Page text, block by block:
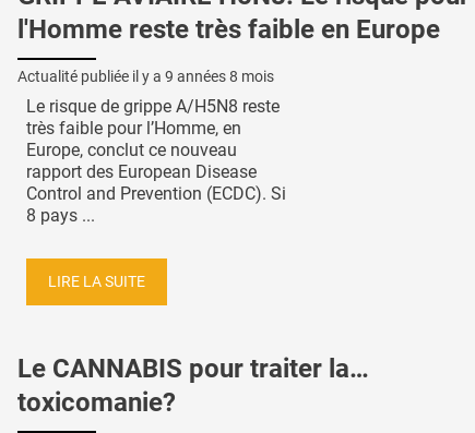
l'Homme reste très faible en Europe
Actualité publiée il y a 9 années 8 mois
Le risque de grippe A/H5N8 reste
très faible pour l’Homme, en
Europe, conclut ce nouveau
rapport des European Disease
Control and Prevention (ECDC). Si
8 pays ...
LIRE LA SUITE
Le CANNABIS pour traiter la…
toxicomanie?